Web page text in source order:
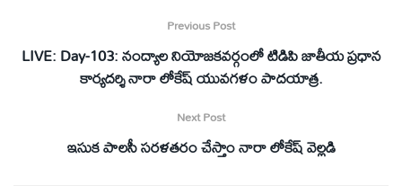
Previous Post
LIVE: Day-103: నంద్యాల నియోజ‌క‌వర్గంలో టిడిపి జాతీయ ప్ర‌ధాన
కార్య‌ద‌ర్శి నారా లోకేష్ యువ‌గ‌ళం పాద‌యాత్ర.
Next Post
ఇసుక పాలసీ సరళతరం చేస్తాం నారా లోకేష్ వెల్లడి